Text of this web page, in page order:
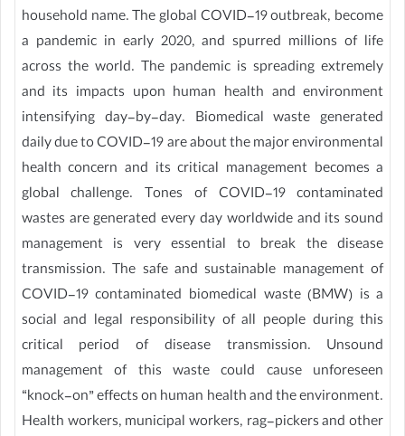
household name. The global COVID-19 outbreak, become
a pandemic in early 2020, and spurred millions of life
across the world. The pandemic is spreading extremely
and its impacts upon human health and environment
intensifying day-by-day. Biomedical waste generated
daily due to COVID-19 are about the major environmental
health concern and its critical management becomes a
global challenge. Tones of COVID-19 contaminated
wastes are generated every day worldwide and its sound
management is very essential to break the disease
transmission. The safe and sustainable management of
COVID-19 contaminated biomedical waste (BMW) is a
social and legal responsibility of all people during this
critical period of disease transmission. Unsound
management of this waste could cause unforeseen
“knock-on” effects on human health and the environment.
Health workers, municipal workers, rag-pickers and other